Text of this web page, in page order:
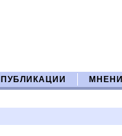
ПУБЛИКАЦИИ